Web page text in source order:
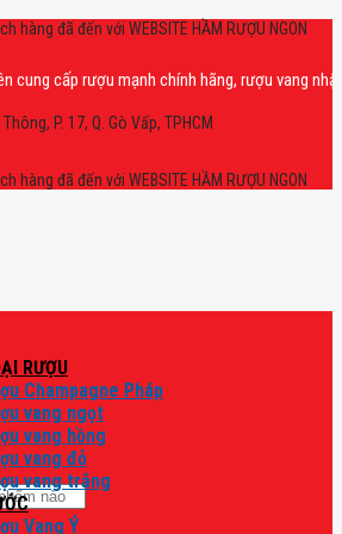
hàng đã đến với WEBSITE HẦM RƯỢU NGON
cấp rượu mạnh chính hãng, rượu vang nhập
P. 17, Q. Gò Vấp, TPHCM
hàng đã đến với WEBSITE HẦM RƯỢU NGON
RƯỢU
Champagne Pháp
vang ngọt
vang hồng
vang đỏ
vang trắng
Vang Ý